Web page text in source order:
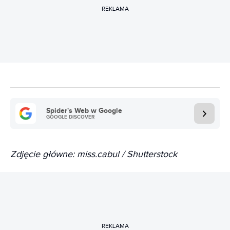
REKLAMA
Spider's Web w Google
GOOGLE DISCOVER
Zdjęcie główne: miss.cabul / Shutterstock
REKLAMA